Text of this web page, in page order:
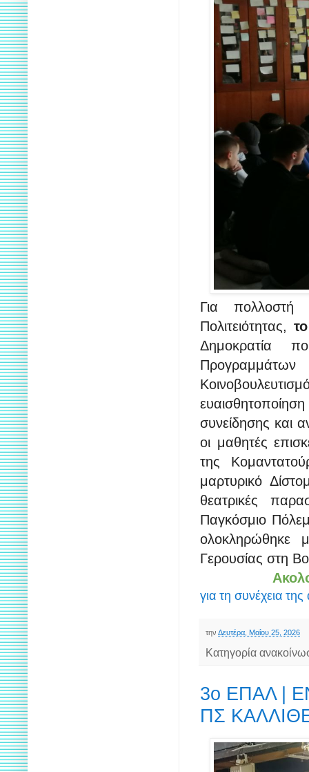
Για
Πολιτειότητας,
Δημοκρατία
συνείδησης και
οι μαθητές
της
μαρτυρικό
θεατρικές
Παγκόσμιο
ολοκληρώθηκε
Γερουσίας στη
για τη συνέχεια
την Δευτέρα, Μαΐου 25, 2026
Κατηγορία
3ο ΕΠΑΛ |
ΠΣ